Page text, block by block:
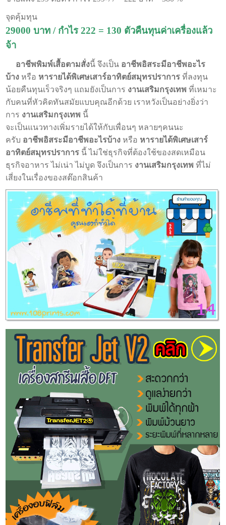
จุดคุ้มทุน
29000 บาท / กำไร 222 = 130 ตัวคืนทุนค่าเครื่องแล้ว
จ้า
อาชีพพิมพ์เสื้อตามสั่งนี้ จึงเป็น อาชีพอิสระมีอาชีพอะไร
บ้าง หรือ หารายได้พิเศษเสาร์อาทิตย์สมุทรปราการ ที่ลงทุน
น้อยคืนทุนเร็วจริงๆ แถมยังเป็นการ งานเสริมกรุงเทพ ที่เหมาะ
กับคนที่หัวคิดทันสมัยแบบคุณอีกด้วย เราหวังเป็นอย่างยิ่งว่า
การ งานเสริมกรุงเทพ นี้
จะเป็นแนวทางเพิ่มรายได้ให้กับเพื่อนๆ หลายๆคนนะ
ครับ อาชีพอิสระมีอาชีพอะไรบ้าง หรือ หารายได้พิเศษเสาร์
อาทิตย์สมุทรปราการ นี้ ไม่ใช่ธุรกิจที่ต้องใช้ของสดเหมือน
ธุรกิจอาหาร ไม่เน่า ไม่บูด จึงเป็นการ งานเสริมกรุงเทพ ที่ไม่
เสี่ยงในเรื่องของสต๊อกสินค้า